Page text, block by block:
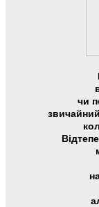
чи